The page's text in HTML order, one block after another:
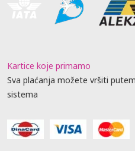
Kartice koje primamo
Sva plaćanja možete vršiti
sistema